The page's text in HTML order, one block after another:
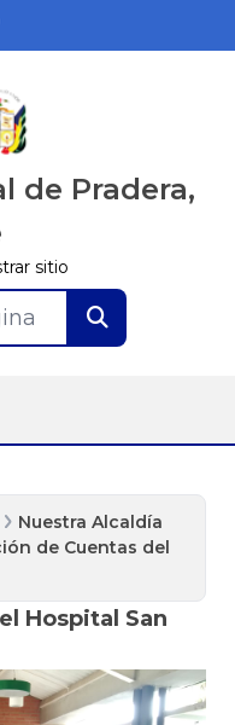
de Pradera,
sitio
Nuestra Alcaldía
de Cuentas del
Hospital San